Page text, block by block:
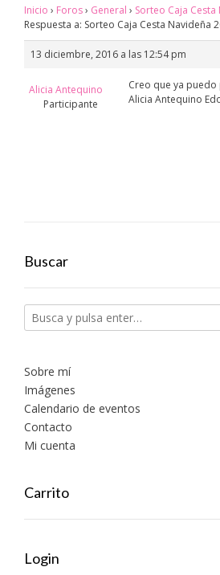
Inicio › Foros› General › Sorteo Caja
Respuesta a: Sorteo Caja Cesta Navideña
13 diciembre, 2016 a las 12:54 pm
Alicia Antequino
Participante
Creo que ya
Alicia Antequino
Buscar
Sobre mí
Imágenes
Calendario de eventos
Contacto
Mi cuenta
Carrito
Login